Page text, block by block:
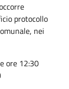
protocollo
nei
ore 12:30